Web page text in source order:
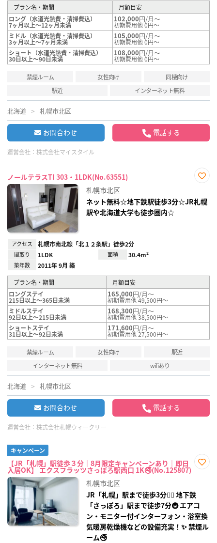
プラン名・期間
月額目安
ロング（水道光熱費・清掃費込）
7ヶ月以上～12ヶ月未満
102,000円/月～
初期費用他 0円～
ミドル（水道光熱費・清掃費込）
3ヶ月以上～7ヶ月未満
105,000円/月～
初期費用他 0円～
ショート（水道光熱費・清掃費込）
30日以上～90日未満
108,000円/月～
初期費用他 0円～
禁煙ルーム 女性向け
同棲向け
駅近
インターネット無料
北海道 札幌市北区
お問合わせ 電話する
運営会社： 株式会社マイスタイル
ノールテラスTI 303・1LDK(No.63551)
り登
録
札幌市北区
ネット無料☆地下鉄駅徒歩3分☆JR札幌
駅や北海道大学も徒歩圏内☆
アクセス 札幌市南北線「北１２条駅」徒歩2分
間取り 1LDK 面積 30.4m²
築年数 2011年 9月 築
プラン名・期間
月額目安
ロングステイ
215日以上～365日未満
165,000円/月～
初期費用他 49,500円～
ミドルステイ
92日以上～215日未満
168,300円/月～
初期費用他 38,500円～
ショートステイ
31日以上～92日未満
171,600円/月～
初期費用他 27,500円～
禁煙ルーム 女性向け
駅近
インターネット無料
wifiあり
北海道 札幌市北区
お問合わせ 電話する
運営会社： 株式会社札幌ウィークリー
キャンペーン
【JR「札幌」駅徒歩３分｜8月限定キャンペーンあり｜即日
入居OK】 エクスフラッツさっぽろ駅西口 1K🚭(No.125807)
録
札幌市北区
JR「札幌」駅まで徒歩3分🚶‍♂️ 地下鉄
「さっぽろ」駅まで徒歩7分🚇 エアコ
ン・モニター付インターフォン・浴室換
気暖房乾燥機などの設備充実！✨ 禁煙ル
ーム🚭